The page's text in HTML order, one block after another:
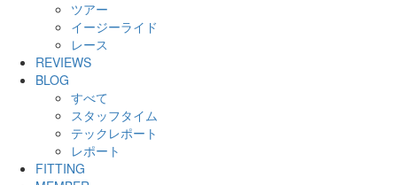
ツアー
イージーライド
レース
REVIEWS
BLOG
すべて
スタッフタイム
テックレポート
レポート
FITTING